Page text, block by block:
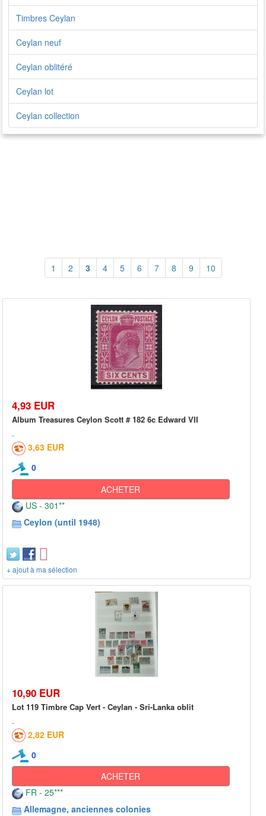
Timbres Ceylan
Ceylan neuf
Ceylan oblitéré
Ceylan lot
Ceylan collection
1 2 3 4 5 6 7 8 9 10
4,93 EUR
Album Treasures Ceylon Scott # 182 6c Edward VII
3,63 EUR
0
ACHETER
US - 301**
Ceylon (until 1948)
+ ajout à ma sélection
10,90 EUR
Lot 119 Timbre Cap Vert - Ceylan - Sri-Lanka oblit
2,82 EUR
0
ACHETER
FR - 25***
Allemagne, anciennes colonies